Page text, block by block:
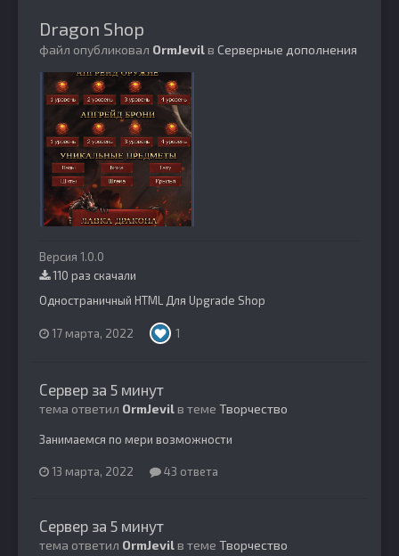
Dragon Shop
файл опубликовал OrmJevilв Серверные дополнения
Версия 1.0.0
110 раз скачали
Одностраничный HTML Для Upgrade Shop
17 марта, 2022 1
Сервер за 5 минут
тема ответил OrmJevilв теме Творчество
Занимаемся по мери возможности
13 марта, 2022 43 ответа
Сервер за 5 минут
тема ответил OrmJevilв теме Творчество